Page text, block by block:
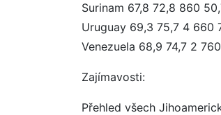
Surinam 67,8 72,8 860
Uruguay 69,3 75,7 4 660
Venezuela 68,9 74,7 2 760
Zajímavosti:
Přehled všech